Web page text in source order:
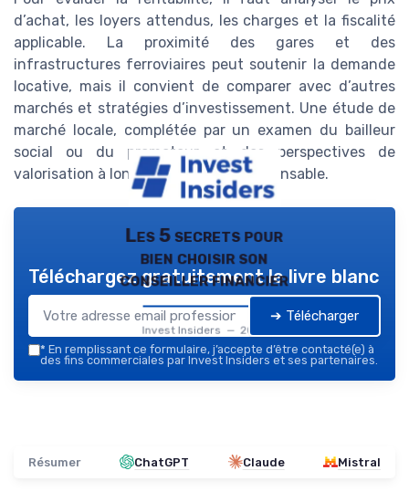
d’achat, les loyers attendus, les charges et la fiscalité
applicable. La proximité des gares et des
infrastructures ferroviaires peut soutenir la demande
locative, mais il convient de comparer avec d’autres
marchés et stratégies d’investissement. Une étude de
marché locale, complétée par un examen du bailleur
social ou du promoteur et des perspectives de
valorisation à long terme, reste indispensable.
Les 5 secrets pour
bien choisir son
conseiller financier
Invest Insiders — 2026
Téléchargez gratuitement le livre blanc
➔ Télécharger
* En remplissant ce formulaire, j’accepte d’être contacté(e) à
des fins commerciales par Invest Insiders et ses partenaires.
Résumer ChatGPT Claude Mistral